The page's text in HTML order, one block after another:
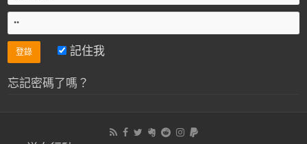
記住我
忘記密碼了嗎？